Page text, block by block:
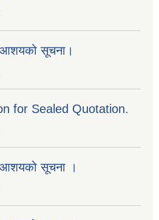
आशयको सूचना।
for Sealed Quotation.
आशयको सूचना ।